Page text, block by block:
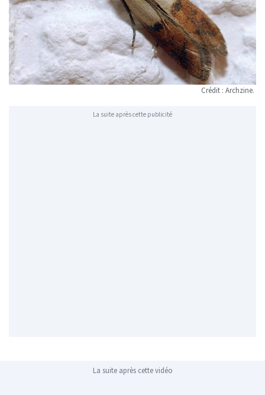
Crédit : Archzine.
La suite après cette publicité
La suite après cette vidéo